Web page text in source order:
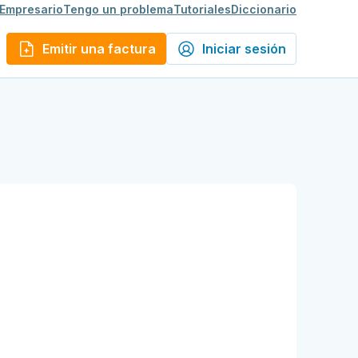
Tengo un problemaTutorialesDiccionario
Emitir una factura Iniciar sesión